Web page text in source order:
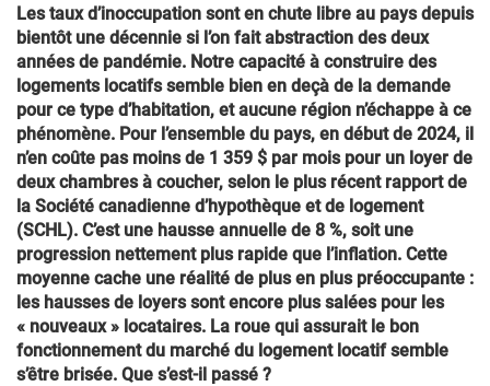
Les taux d’inoccupation sont en chute libre au pays depuis
bientôt une décennie si l’on fait abstraction des deux
années de pandémie. Notre capacité à construire des
logements locatifs semble bien en deçà de la demande
pour ce type d’habitation, et aucune région n’échappe à ce
phénomène. Pour l’ensemble du pays, en début de 2024, il
n’en coûte pas moins de 1 359 $ par mois pour un loyer de
deux chambres à coucher, selon le plus récent rapport de
la Société canadienne d’hypothèque et de logement
(SCHL). C’est une hausse annuelle de 8 %, soit une
progression nettement plus rapide que l’inflation. Cette
moyenne cache une réalité de plus en plus préoccupante :
les hausses de loyers sont encore plus salées pour les
« nouveaux » locataires. La roue qui assurait le bon
fonctionnement du marché du logement locatif semble
s’être brisée. Que s’est-il passé ?